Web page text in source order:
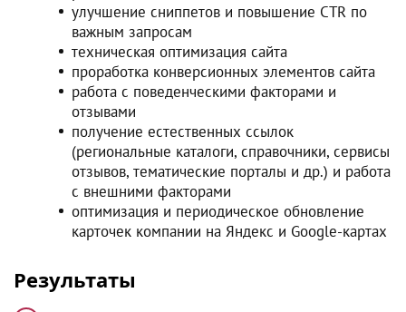
улучшение сниппетов и повышение CTR по
важным запросам
техническая оптимизация сайта
проработка конверсионных элементов сайта
работа с поведенческими факторами и
отзывами
получение естественных ссылок
(региональные каталоги, справочники, сервисы
отзывов, тематические порталы и др.) и работа
с внешними факторами
оптимизация и периодическое обновление
карточек компании на Яндекс и Google-картах
Результаты